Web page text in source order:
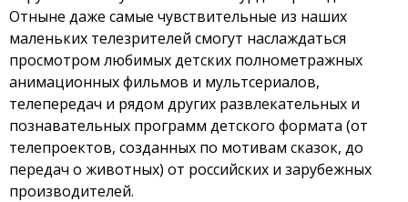
Отныне даже самые чувствительные из наших
маленьких телезрителей смогут наслаждаться
просмотром любимых детских полнометражных
анимационных фильмов и мультсериалов,
телепередач и рядом других развлекательных и
познавательных программ детского формата (от
телепроектов, созданных по мотивам сказок, до
передач о животных) от российских и зарубежных
производителей.